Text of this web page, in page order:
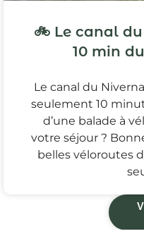
🚲 Le canal
10 min
Le canal du
seulement 10
d’une balade à
votre séjour ?
belles véloroutes